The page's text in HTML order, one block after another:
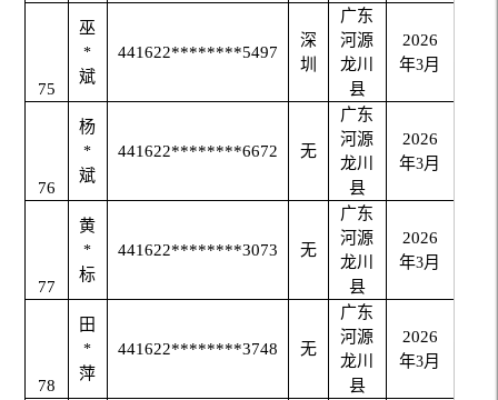
75
巫
*
斌
441622********5497
深
圳
广东
河源
龙川
县
2026
年3月
76
杨
*
斌
441622********6672 无
广东
河源
龙川
县
2026
年3月
77
黄
*
标
441622********3073 无
广东
河源
龙川
县
2026
年3月
78
田
*
萍
441622********3748 无
广东
河源
龙川
县
2026
年3月